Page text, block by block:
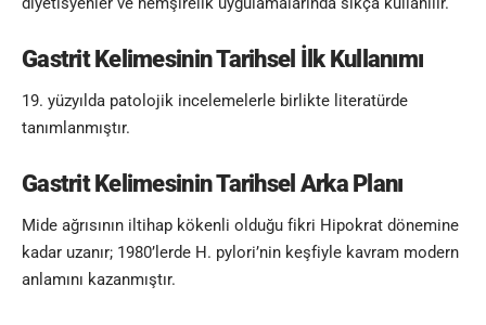
Gastrit KelimesininTarihsel İlk Kullanımı
19. yüzyılda patolojik incelemelerle birlikte literatürde
tanımlanmıştır.
Gastrit KelimesininTarihsel Arka Planı
Mide ağrısının iltihap kökenli olduğu fikri Hipokrat dönemine
kadar uzanır; 1980’lerde H. pylori’nin keşfiyle kavram modern
anlamını kazanmıştır.